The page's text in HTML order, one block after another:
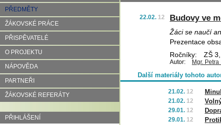
PŘEDMĚTY
ŽÁKOVSKÉ PRÁCE
PŘISPĚVATELÉ
O PROJEKTU
NÁPOVĚDA
PARTNEŘI
ŽÁKOVSKÉ REFERÁTY
PŘIHLÁŠENÍ
22.02. 12 Budovy ve
Žáci se naučí
Prezentace
Ročníky:
ZŠ
Autor: Mgr.
Další materiály tohoto
21.02. 12
21.02. 12
29.01. 12
29.01. 12